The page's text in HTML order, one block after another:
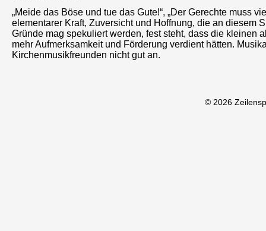
„Meide das Böse und tue das Gute!“, „Der Gerechte muss
elementarer Kraft, Zuversicht und Hoffnung, die an diesem
Gründe mag spekuliert werden, fest steht, dass die kleinen
mehr Aufmerksamkeit und Förderung verdient hätten.
Kirchenmusikfreunden nicht gut an.
© 2026